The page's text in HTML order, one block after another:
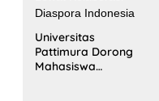
Universitas
Pattimura Dorong
Mahasiswa